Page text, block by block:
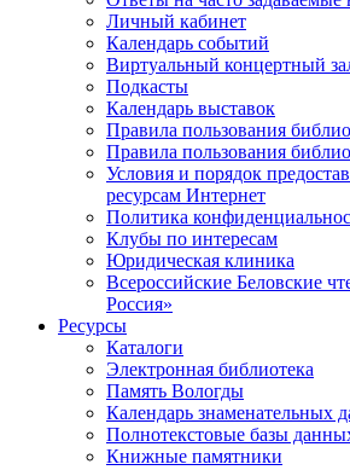
Личный кабинет
Календарь событий
Виртуальный концертный
Подкасты
Календарь выставок
Правила пользования
Правила пользования
Условия и порядок
ресурсам Интернет
Политика
Клубы по интересам
Юридическая клиника
Всероссийские Беловские
Россия»
Ресурсы
Каталоги
Электронная библиотека
Память Вологды
Календарь знаменательных
Полнотекстовые базы
Книжные памятники